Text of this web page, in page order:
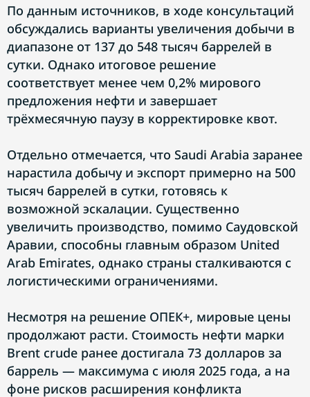
По данным источников, в ходе консультаций
обсуждались варианты увеличения добычи в
диапазоне от 137 до 548 тысяч баррелей в
сутки. Однако итоговое решение
соответствует менее чем 0,2% мирового
предложения нефти и завершает
трёхмесячную паузу в корректировке квот.
Отдельно отмечается, что Saudi Arabia заранее
нарастила добычу и экспорт примерно на 500
тысяч баррелей в сутки, готовясь к
возможной эскалации. Существенно
увеличить производство, помимо Саудовской
Аравии, способны главным образом United
Arab Emirates, однако страны сталкиваются с
логистическими ограничениями.
Несмотря на решение ОПЕК+, мировые цены
продолжают расти. Стоимость нефти марки
Brent crude ранее достигала 73 долларов за
баррель — максимума с июля 2025 года, а на
фоне рисков расширения конфликта